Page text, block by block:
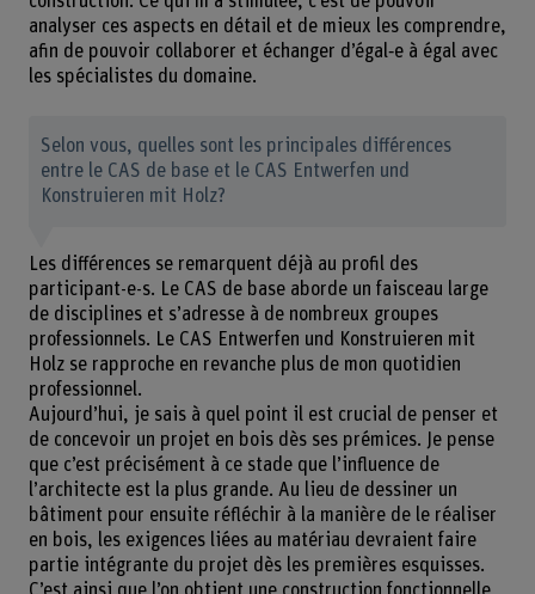
analyser ces aspects en détail et de mieux les comprendre,
afin de pouvoir collaborer et échanger d’égal‑e à égal avec
les spécialistes du domaine.
Selon vous, quelles sont les principales différences
entre le CAS de base et le CAS Entwerfen und
Konstruieren mit Holz?
Les différences se remarquent déjà au profil des
participant-e-s. Le CAS de base aborde un faisceau large
de disciplines et s’adresse à de nombreux groupes
professionnels. Le CAS Entwerfen und Konstruieren mit
Holz se rapproche en revanche plus de mon quotidien
professionnel.
Aujourd’hui, je sais à quel point il est crucial de penser et
de concevoir un projet en bois dès ses prémices. Je pense
que c’est précisément à ce stade que l’influence de
l’architecte est la plus grande. Au lieu de dessiner un
bâtiment pour ensuite réfléchir à la manière de le réaliser
en bois, les exigences liées au matériau devraient faire
partie intégrante du projet dès les premières esquisses.